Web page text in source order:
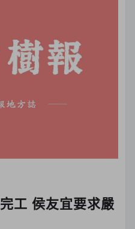
工 侯友宜要求嚴